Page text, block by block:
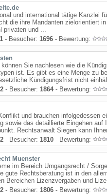
und international tätige Kanzlei
die ihre Mandanten zielorientiert
privaten und ...
- Besucher: 1696 - Bewertung:
Sie nachlesen wie die
ist. Es gibt es eine Menge zu
Kündigungsfrist nicht
- Besucher: 1864- Bewertung:
und brauchen infolgedessen
sowie das detaillierte Eingehen auf
Rechtsanwalt Siegen kann
- Besucher: 1810 - Bewertung:
Muenster
im Bereich Umgangsrecht /
gute Rechtsberatung ist in den
Bereichen Lizenzvergaben und
- Besucher: 1806 - Bewertung: